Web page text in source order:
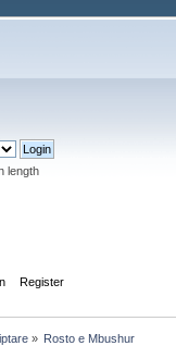
length
Register
» Rosto e Mbushur